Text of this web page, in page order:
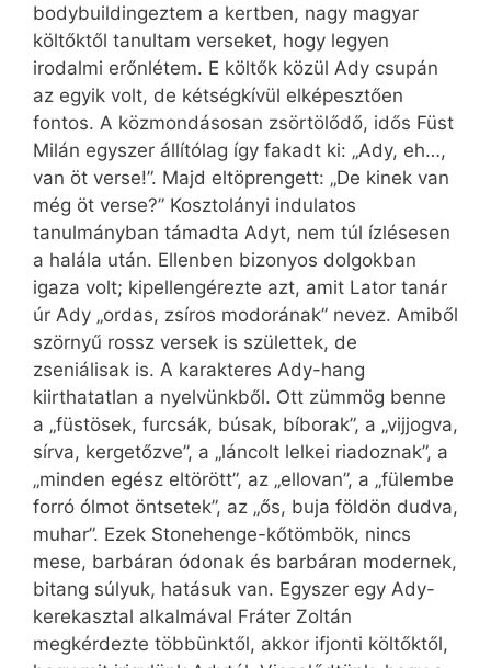
bodybuildingeztem a kertben, nagy magyar
költőktől tanultam verseket, hogy legyen
irodalmi erőnlétem. E költők közül Ady csupán
az egyik volt, de kétségkívül elképesztően
fontos. A közmondásosan zsörtölődő, idős Füst
Milán egyszer állítólag így fakadt ki: „Ady, eh…,
van öt verse!”. Majd eltöprengett: „De kinek van
még öt verse?” Kosztolányi indulatos
tanulmányban támadta Adyt, nem túl ízlésesen
a halála után. Ellenben bizonyos dolgokban
igaza volt; kipellengérezte azt, amit Lator tanár
úr Ady „ordas, zsíros modorának” nevez. Amiből
szörnyű rossz versek is születtek, de
zseniálisak is. A karakteres Ady-hang
kiirthatatlan a nyelvünkből. Ott zümmög benne
a „füstösek, furcsák, búsak, bíborak”, a „vijjogva,
sírva, kergetőzve”, a „láncolt lelkei riadoznak”, a
„minden egész eltörött”, az „ellovan”, a „fülembe
forró ólmot öntsetek”, az „ős, buja földön dudva,
muhar”. Ezek Stonehenge-kőtömbök, nincs
mese, barbáran ódonak és barbáran modernek,
bitang súlyuk, hatásuk van. Egyszer egy Ady-
kerekasztal alkalmával Fráter Zoltán
megkérdezte többünktől, akkor ifjonti költőktől,